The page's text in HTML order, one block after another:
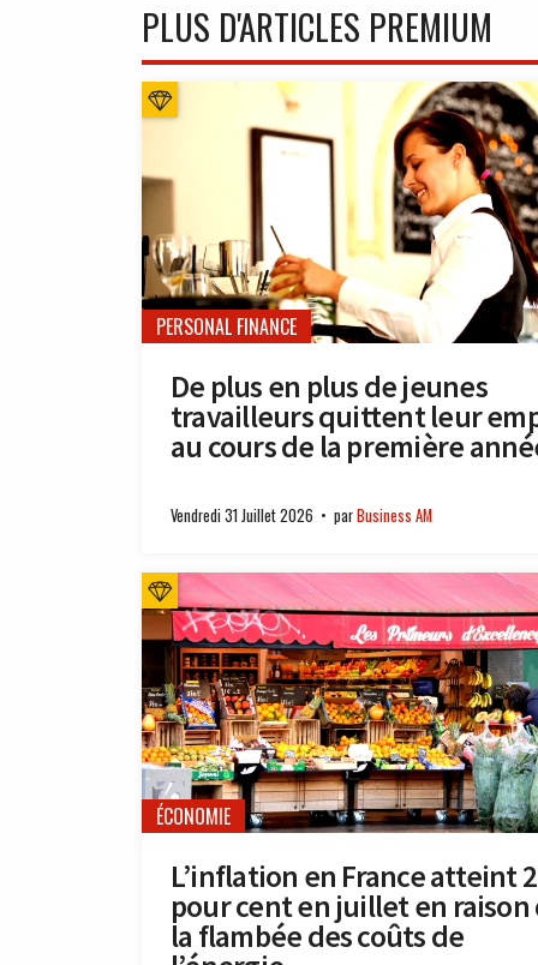
PLUS D'ARTICLES PREMIUM
PERSONAL FINANCE
De plus en plus de jeunes
travailleurs quittent leur
au cours de la première
Vendredi 31 Juillet 2026 parBusiness AM
ÉCONOMIE
L’inflation en France atteint
pour cent en juillet en raison
la flambée des coûts de